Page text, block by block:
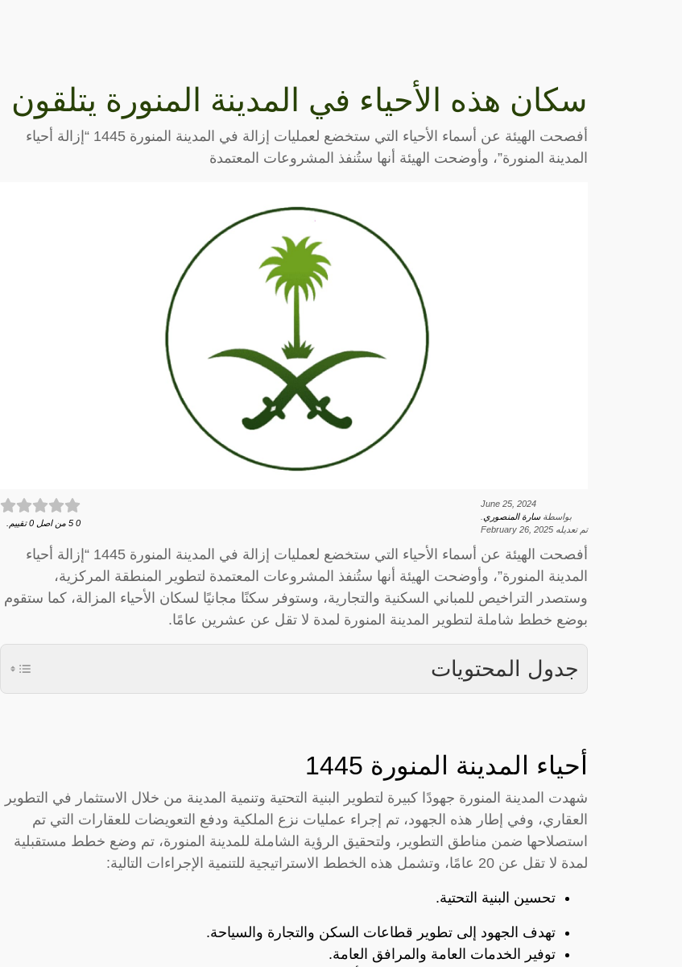
سكان هذه الأحياء في المدينة المنورة يتلقون
أفصحت الهيئة عن أسماء الأحياء التي ستخضع لعمليات إزالة في المدينة المنورة 1445 “إزالة أحياء
المدينة المنورة”، وأوضحت الهيئة أنها ستُنفذ المشروعات المعتمدة
June 25, 2024
بواسطةسارة المنصوري
تم تعديله February 26, 2025
0
5 من اصل 0 تقييم.
أفصحت الهيئة عن أسماء الأحياء التي ستخضع لعمليات إزالة في المدينة المنورة 1445 “إزالة أحياء
المدينة المنورة”، وأوضحت الهيئة أنها ستُنفذ المشروعات المعتمدة لتطوير المنطقة المركزية،
وستصدر التراخيص للمباني السكنية والتجارية، وستوفر سكنًا مجانيًا لسكان الأحياء المزالة، كما ستقوم
بوضع خطط شاملة لتطوير المدينة المنورة لمدة لا تقل عن عشرين عامًا.
جدول المحتويات
أحياء المدينة المنورة 1445
شهدت المدينة المنورة جهودًا كبيرة لتطوير البنية التحتية وتنمية المدينة من خلال الاستثمار في التطوير
العقاري، وفي إطار هذه الجهود، تم إجراء عمليات نزع الملكية ودفع التعويضات للعقارات التي تم
استصلاحها ضمن مناطق التطوير، ولتحقيق الرؤية الشاملة للمدينة المنورة، تم وضع خطط مستقبلية
لمدة لا تقل عن 20 عامًا، وتشمل هذه الخطط الاستراتيجية للتنمية الإجراءات التالية:
تحسين البنية التحتية.
تهدف الجهود إلى تطوير قطاعات السكن والتجارة والسياحة.
توفير الخدمات العامة والمرافق العامة.